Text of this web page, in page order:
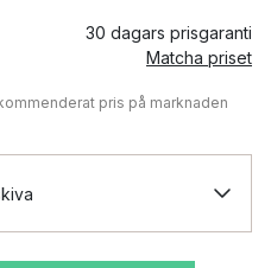
30 dagars prisgaranti
Matcha priset
pris på marknaden